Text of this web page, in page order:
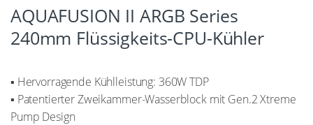
AQUAFUSION II ARGB Series
240mm Flüssigkeits-CPU-Kühler
▪ Hervorragende Kühlleistung: 360W TDP
▪ Patentierter Zweikammer-Wasserblock mit Gen.2 Xtreme
Pump Design